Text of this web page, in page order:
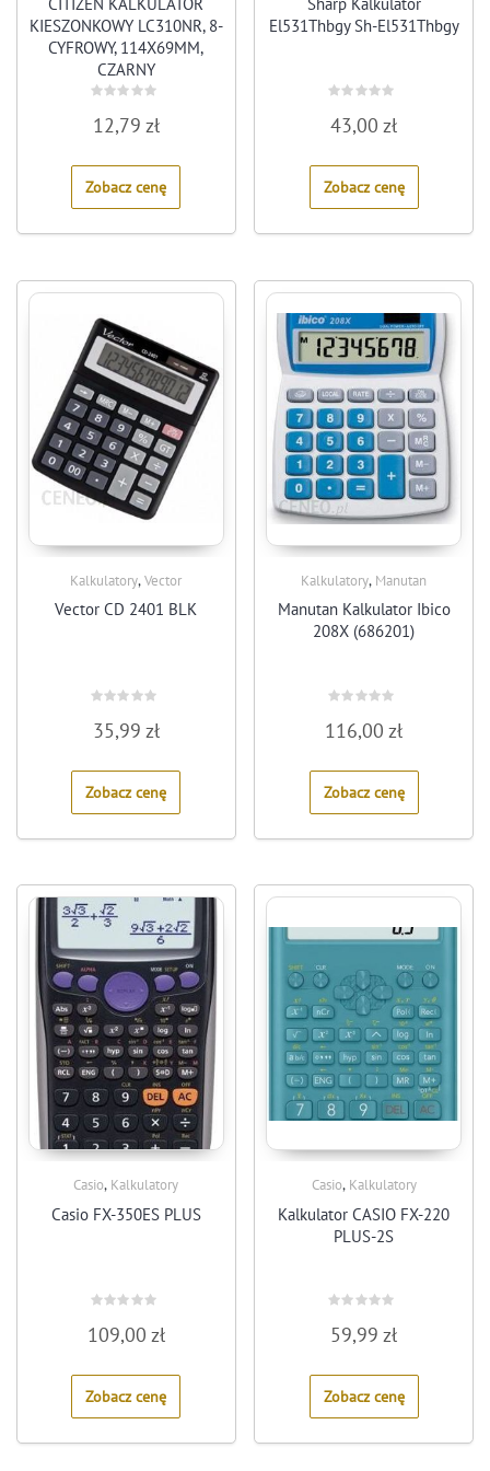
KIESZONKOWY LC310NR, 8-
CYFROWY, 114X69MM,
CZARNY
0
out
5
12,79 zł
Zobacz cenę
El531Thbgy Sh-El531Thbgy
0
out
5
43,00zł
Zobacz cenę
Kalkulatory,Vector
Vector CD 2401 BLK
0
out
5
35,99 zł
Zobacz cenę
Kalkulatory, Manutan
Manutan Kalkulator Ibico
208X (686201)
0
out
5
116,00zł
Zobacz cenę
Casio, Kalkulatory
Casio FX-350ES PLUS
0
5
109,00 zł
Zobacz cenę
Casio, Kalkulatory
Kalkulator CASIO FX-220
PLUS-2S
0
5
59,99zł
Zobacz cenę